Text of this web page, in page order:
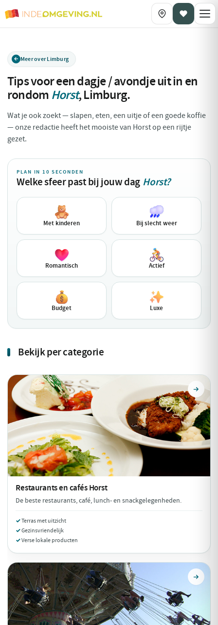
Meer over Limburg
Tips voor een dagje / avondje uit in en
rondom Horst,Limburg.
Wat je ook zoekt — slapen, eten, een uitje of een goede koffie
— onze redactie heeft het mooiste van Horst op een rijtje
gezet.
PLAN IN 10 SECONDEN
Welke sfeer past bij jouw dag Horst?
Met kinderen Bij slecht weer
Romantisch Actief
Budget Luxe
Bekijk per categorie
Restaurants en cafésHorst
De beste restaurants, café, lunch- en snackgelegenheden.
Terras met uitzicht
Gezinsvriendelijk
Verse lokale producten